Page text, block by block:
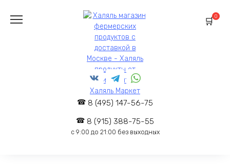
содержанию
8 (495) 147-56-75
8 (915) 388-75-55
c 9:00 до 21:00 без выходных
0